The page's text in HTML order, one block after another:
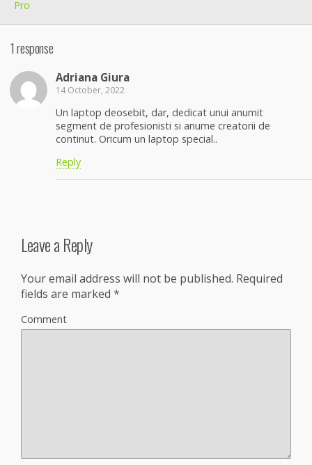
Pro
1 response
Adriana Giura
14 October, 2022
Un laptop deosebit, dar, dedicat unui anumit
segment de profesionisti si anume creatorii de
continut. Oricum un laptop special..
Reply
Leave a Reply
Your email address will not be published. Required
fields are marked *
Comment